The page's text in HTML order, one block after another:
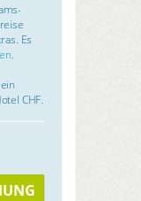
Es
.
CHF.